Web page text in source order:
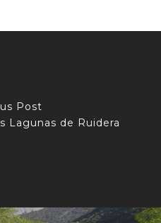
Post
Lagunas de Ruidera